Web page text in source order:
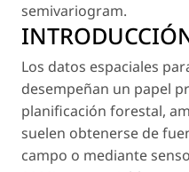
semivariogram.
Los datos espaciales
desempeñan un papel
planificación forestal,
suelen obtenerse de
campo o mediante